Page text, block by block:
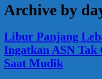
Archive by
Libur Panjang
Ingatkan ASN
Saat Mudik